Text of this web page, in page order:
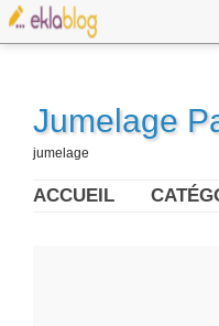
Jumelage
jumelage
ACCUEIL